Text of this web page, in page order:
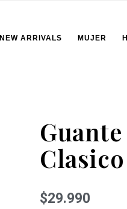
NEW ARRIVALS MUJER
$29.990